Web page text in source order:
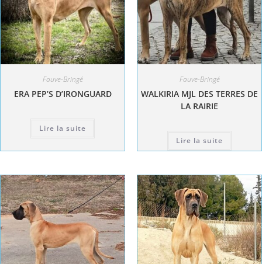
Fauve-Bringé
ERA PEP’S D’IRONGUARD
Lire la suite
Fauve-Bringé
WALKIRIA MJL DES TERRES DE
LA RAIRIE
Lire la suite